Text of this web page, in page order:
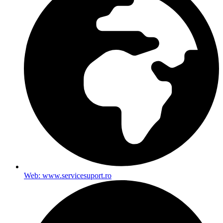
Web: www.servicesuport.ro